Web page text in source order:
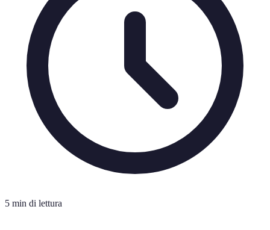
5 min di lettura